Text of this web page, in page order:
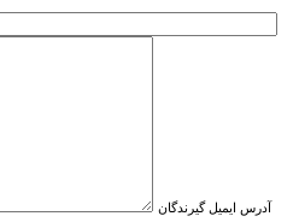
* آدرس ايميل گيرندگان